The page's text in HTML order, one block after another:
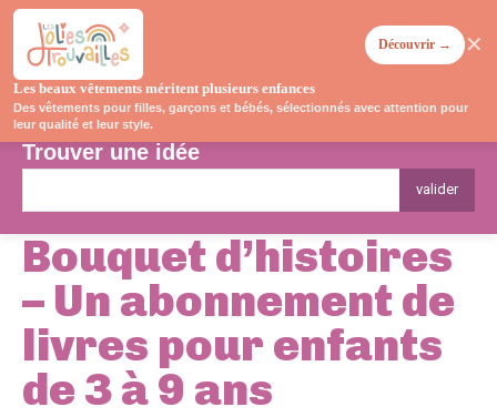
Trouver une idée
valider
Bouquet d’histoires
– Un abonnement de
livres pour enfants
de 3 à 9 ans
Les beaux vêtements méritent plusieurs enfances
Des vêtements pour filles, garçons et bébés, sélectionnés avec attention pour
leur qualité et leur style.
Découvrir → ✕